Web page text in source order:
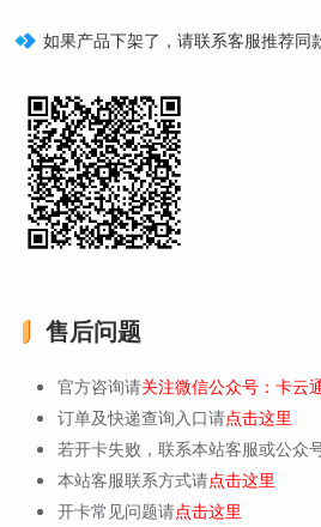
如果产品下架了，请联系客服推荐同
售后问题
官方咨询请关注微信公众号：卡云
订单及快递查询入口请点击这里
若开卡失败，联系本站客服或公众
本站客服联系方式请点击这里
开卡常见问题请点击这里